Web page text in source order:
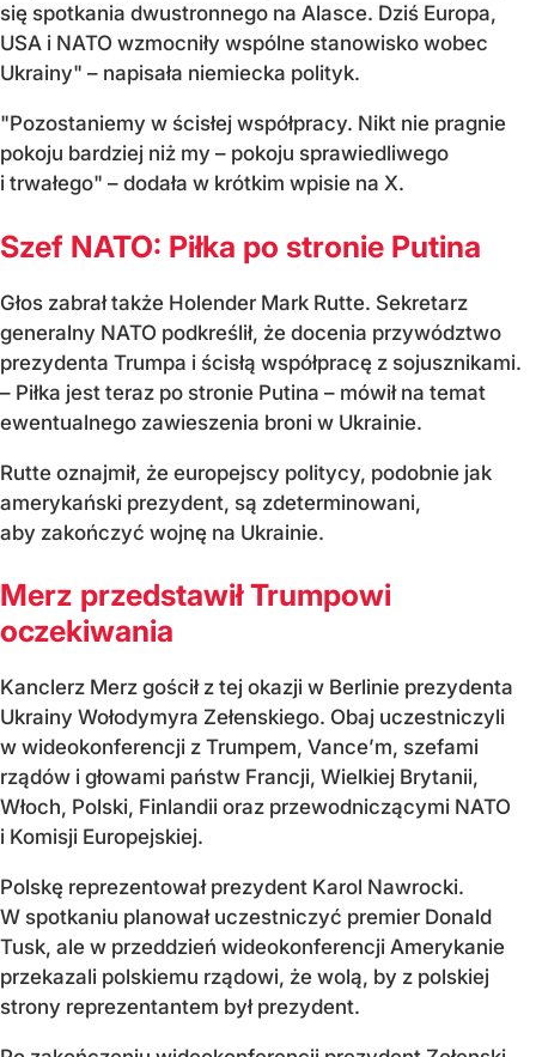
się spotkania dwustronnego na Alasce. Dziś Europa,
USA i NATO wzmocniły wspólne stanowisko wobec
Ukrainy" – napisała niemiecka polityk.
"Pozostaniemy w ścisłej współpracy. Nikt nie pragnie
pokoju bardziej niż my – pokoju sprawiedliwego
i trwałego" – dodała w krótkim wpisie na X.
Szef NATO: Piłka po stronie Putina
Głos zabrał także Holender Mark Rutte. Sekretarz
generalny NATO podkreślił, że docenia przywództwo
prezydenta Trumpa i ścisłą współpracę z sojusznikami.
– Piłka jest teraz po stronie Putina – mówił na temat
ewentualnego zawieszenia broni w Ukrainie.
Rutte oznajmił, że europejscy politycy, podobnie jak
amerykański prezydent, są zdeterminowani,
aby zakończyć wojnę na Ukrainie.
Merz przedstawił Trumpowi
oczekiwania
Kanclerz Merz gościł z tej okazji w Berlinie prezydenta
Ukrainy Wołodymyra Zełenskiego. Obaj uczestniczyli
w wideokonferencji z Trumpem, Vance’m, szefami
rządów i głowami państw Francji, Wielkiej Brytanii,
Włoch, Polski, Finlandii oraz przewodniczącymi NATO
i Komisji Europejskiej.
Polskę reprezentował prezydent Karol Nawrocki.
W spotkaniu planował uczestniczyć premier Donald
Tusk, ale w przeddzień wideokonferencji Amerykanie
przekazali polskiemu rządowi, że wolą, by z polskiej
strony reprezentantem był prezydent.